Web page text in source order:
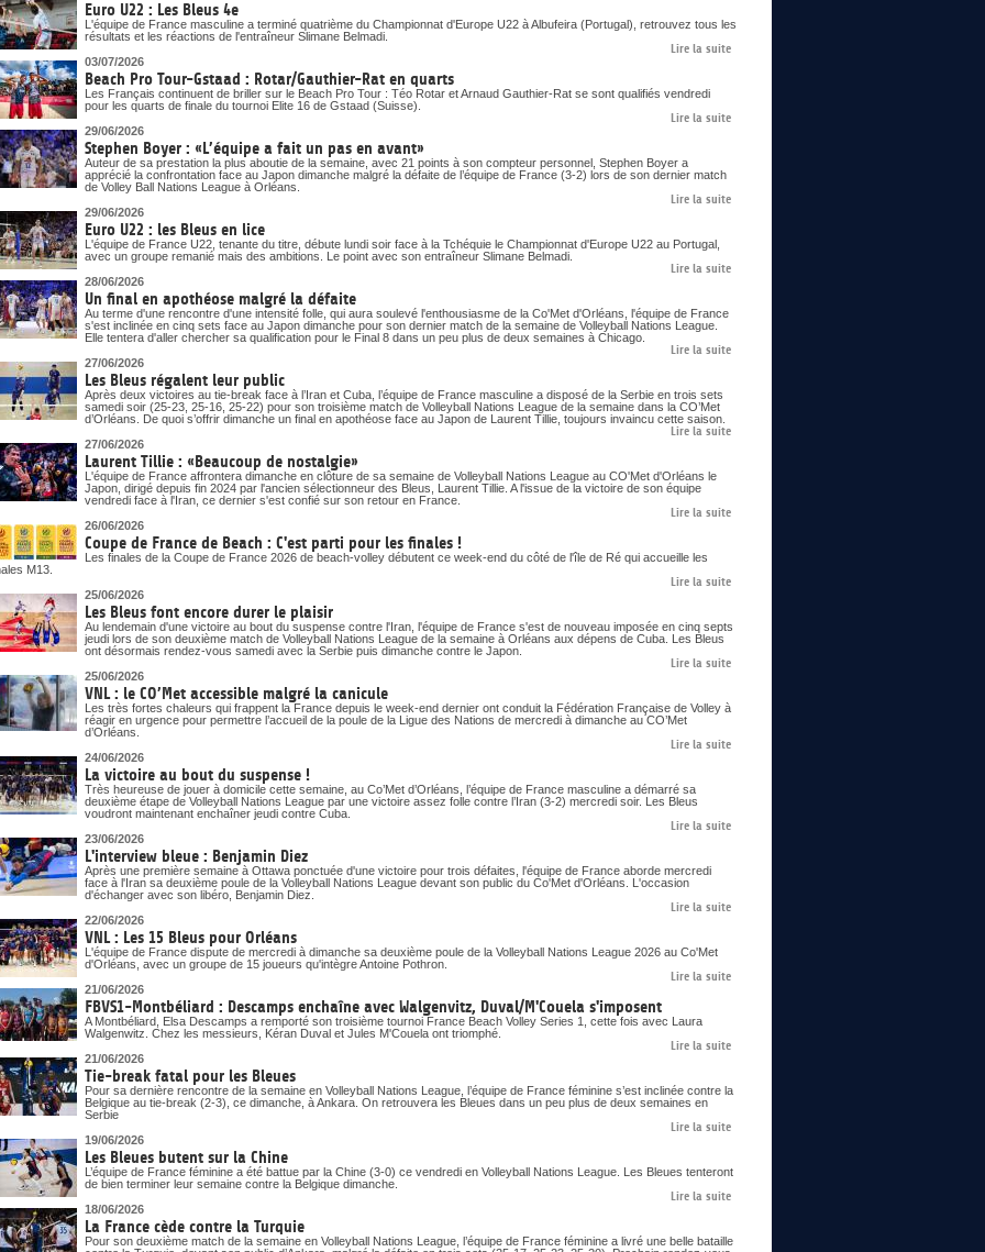
Euro U22 : Les Bleus 4e
L'équipe de France masculine a terminé quatrième du Championnat d'Europe U22 à Albufeira (Portugal), retrouvez tous les
résultats et les réactions de l'entraîneur Slimane Belmadi.
Lire la suite
03/07/2026
Beach Pro Tour-Gstaad : Rotar/Gauthier-Rat en quarts
Les Français continuent de briller sur le Beach Pro Tour : Téo Rotar et Arnaud Gauthier-Rat se sont qualifiés vendredi
pour les quarts de finale du tournoi Elite 16 de Gstaad (Suisse).
Lire la suite
29/06/2026
Stephen Boyer : «L’équipe a fait un pas en avant»
Auteur de sa prestation la plus aboutie de la semaine, avec 21 points à son compteur personnel, Stephen Boyer a
apprécié la confrontation face au Japon dimanche malgré la défaite de l’équipe de France (3-2) lors de son dernier match
de Volley Ball Nations League à Orléans.
Lire la suite
29/06/2026
Euro U22 : les Bleus en lice
L'équipe de France U22, tenante du titre, débute lundi soir face à la Tchéquie le Championnat d'Europe U22 au Portugal,
avec un groupe remanié mais des ambitions. Le point avec son entraîneur Slimane Belmadi.
Lire la suite
28/06/2026
Un final en apothéose malgré la défaite
Au terme d'une rencontre d'une intensité folle, qui aura soulevé l'enthousiasme de la Co'Met d'Orléans, l'équipe de France
s'est inclinée en cinq sets face au Japon dimanche pour son dernier match de la semaine de Volleyball Nations League.
Elle tentera d'aller chercher sa qualification pour le Final 8 dans un peu plus de deux semaines à Chicago.
Lire la suite
27/06/2026
Les Bleus régalent leur public
Après deux victoires au tie-break face à l’Iran et Cuba, l’équipe de France masculine a disposé de la Serbie en trois sets
samedi soir (25-23, 25-16, 25-22) pour son troisième match de Volleyball Nations League de la semaine dans la CO’Met
d’Orléans. De quoi s’offrir dimanche un final en apothéose face au Japon de Laurent Tillie, toujours invaincu cette saison.
Lire la suite
27/06/2026
Laurent Tillie : «Beaucoup de nostalgie»
L'équipe de France affrontera dimanche en clôture de sa semaine de Volleyball Nations League au CO'Met d'Orléans le
Japon, dirigé depuis fin 2024 par l'ancien sélectionneur des Bleus, Laurent Tillie. A l'issue de la victoire de son équipe
vendredi face à l'Iran, ce dernier s'est confié sur son retour en France.
Lire la suite
26/06/2026
Coupe de France de Beach : C'est parti pour les finales !
Les finales de la Coupe de France 2026 de beach-volley débutent ce week-end du côté de l'île de Ré qui accueille les
M13.
Lire la suite
25/06/2026
Les Bleus font encore durer le plaisir
Au lendemain d'une victoire au bout du suspense contre l'Iran, l'équipe de France s'est de nouveau imposée en cinq septs
jeudi lors de son deuxième match de Volleyball Nations League de la semaine à Orléans aux dépens de Cuba. Les Bleus
ont désormais rendez-vous samedi avec la Serbie puis dimanche contre le Japon.
Lire la suite
25/06/2026
VNL : le CO’Met accessible malgré la canicule
Les très fortes chaleurs qui frappent la France depuis le week-end dernier ont conduit la Fédération Française de Volley à
réagir en urgence pour permettre l’accueil de la poule de la Ligue des Nations de mercredi à dimanche au CO’Met
d’Orléans.
Lire la suite
24/06/2026
La victoire au bout du suspense !
Très heureuse de jouer à domicile cette semaine, au Co’Met d’Orléans, l’équipe de France masculine a démarré sa
deuxième étape de Volleyball Nations League par une victoire assez folle contre l’Iran (3-2) mercredi soir. Les Bleus
voudront maintenant enchaîner jeudi contre Cuba.
Lire la suite
23/06/2026
L'interview bleue : Benjamin Diez
Après une première semaine à Ottawa ponctuée d'une victoire pour trois défaites, l'équipe de France aborde mercredi
face à l'Iran sa deuxième poule de la Volleyball Nations League devant son public du Co'Met d'Orléans. L'occasion
d'échanger avec son libéro, Benjamin Diez.
Lire la suite
22/06/2026
VNL : Les 15 Bleus pour Orléans
L'équipe de France dispute de mercredi à dimanche sa deuxième poule de la Volleyball Nations League 2026 au Co'Met
d'Orléans, avec un groupe de 15 joueurs qu'intègre Antoine Pothron.
Lire la suite
21/06/2026
FBVS1-Montbéliard : Descamps enchaîne avec Walgenvitz, Duval/M'Couela s'imposent
A Montbéliard, Elsa Descamps a remporté son troisième tournoi France Beach Volley Series 1, cette fois avec Laura
Walgenwitz. Chez les messieurs, Kéran Duval et Jules M'Couela ont triomphé.
Lire la suite
21/06/2026
Tie-break fatal pour les Bleues
Pour sa dernière rencontre de la semaine en Volleyball Nations League, l’équipe de France féminine s’est inclinée contre la
Belgique au tie-break (2-3), ce dimanche, à Ankara. On retrouvera les Bleues dans un peu plus de deux semaines en
Serbie
Lire la suite
19/06/2026
Les Bleues butent sur la Chine
L’équipe de France féminine a été battue par la Chine (3-0) ce vendredi en Volleyball Nations League. Les Bleues tenteront
de bien terminer leur semaine contre la Belgique dimanche.
Lire la suite
18/06/2026
La France cède contre la Turquie
Pour son deuxième match de la semaine en Volleyball Nations League, l’équipe de France féminine a livré une belle bataille